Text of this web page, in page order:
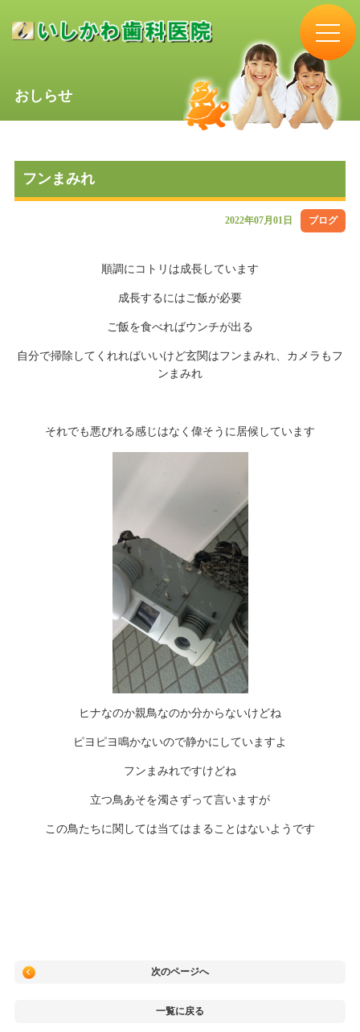
おしらせ
フンまみれ
2022年07月01日 ブログ
順調にコトリは成長しています
成長するにはご飯が必要
ご飯を食べればウンチが出る
自分で掃除してくれればいいけど玄関はフンまみれ、カメラもフ
ンまみれ
それでも悪びれる感じはなく偉そうに居候しています
ヒナなのか親鳥なのか分からないけどね
ピヨピヨ鳴かないので静かにしていますよ
フンまみれですけどね
立つ鳥あそを濁さずって言いますが
この鳥たちに関しては当てはまることはないようです
次のページへ
一覧に戻る